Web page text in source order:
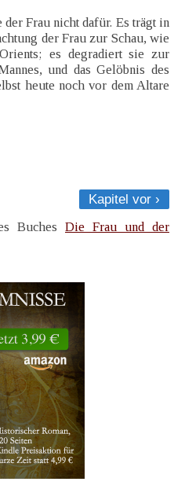
Frau nicht dafür. Es trägt in
der Frau zur Schau, wie
es degradiert sie zur
und das Gelöbnis des
heute noch vor dem Altare
Kapitel vor ›
Buches Die Frau und der